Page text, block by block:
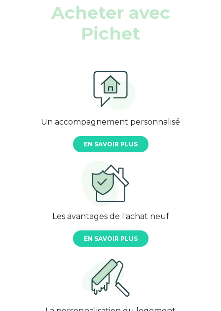
Acheter avec
Pichet
Un accompagnement personnalisé
EN SAVOIR PLUS
Les avantages de l'achat neuf
EN SAVOIR PLUS